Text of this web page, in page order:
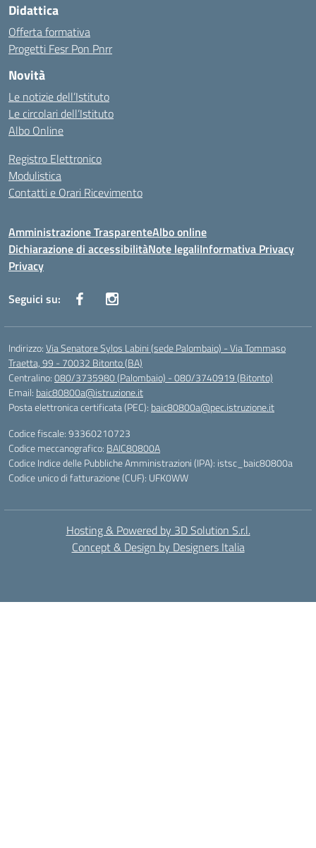
Didattica
Offerta formativa
Progetti Fesr Pon Pnrr
Novità
Le notizie dell’Istituto
Le circolari dell’Istituto
Albo Online
Registro Elettronico
Modulistica
Contatti e Orari Ricevimento
Amministrazione TrasparenteAlbo online
Dichiarazione di accessibilitàNote legaliInformativa Privacy
Privacy
Seguici su:
Indirizzo:Via Senatore Sylos Labini (sede Palombaio) - Via Tommaso
Traetta, 99 - 70032 Bitonto (BA)
Centralino:080/3735980 (Palombaio) - 080/3740919 (Bitonto)
Email: baic80800a@istruzione.it
Posta elettronica certificata (PEC): baic80800a@pec.istruzione.it
Codice fiscale: 93360210723
Codice meccanografico: BAIC80800A
Codice Indice delle Pubbliche Amministrazioni (IPA): istsc_baic80800a
Codice unico di fatturazione (CUF): UFK0WW
Hosting & Powered by 3D Solution S.r.l.
Concept & Design by Designers Italia